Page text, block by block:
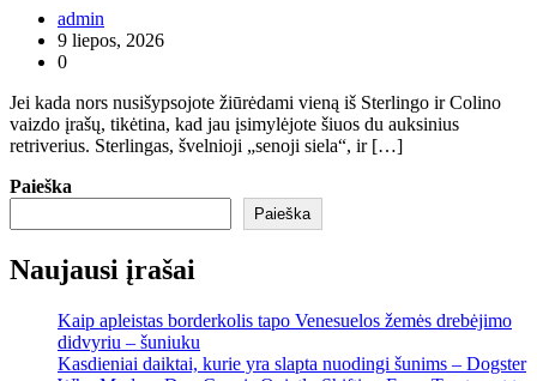
admin
9 liepos, 2026
0
Jei kada nors nusišypsojote žiūrėdami vieną iš Sterlingo ir Colino
vaizdo įrašų, tikėtina, kad jau įsimylėjote šiuos du auksinius
retriverius. Sterlingas, švelnioji „senoji siela“, ir […]
Paieška
Paieška
Naujausi įrašai
Kaip apleistas borderkolis tapo Venesuelos žemės drebėjimo
didvyriu – šuniuku
Kasdieniai daiktai, kurie yra slapta nuodingi šunims – Dogster